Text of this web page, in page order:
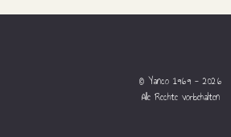
© Yanco 1969 - 2026
Alle Rechte vorbehalten